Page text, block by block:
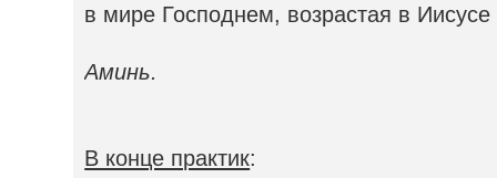
в мире Господнем, возрастая в Иисусе
Аминь.
В конце практик: